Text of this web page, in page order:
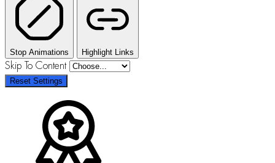
Stop Animations Highlight Links
Skip To Content
Reset Settings